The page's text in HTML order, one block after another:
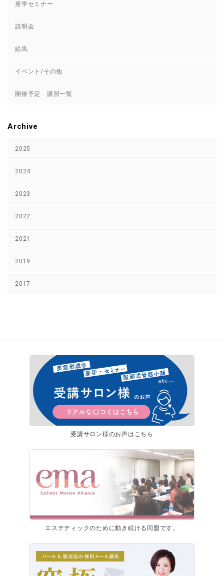
座学セミナー
説明会
絵馬
イベント/その他
開催予定 講習一覧
Archive
2025
2024
2023
2022
2021
2019
2017
受講サロン様のお声はこちら
エステティックのために動き続ける同盟です。